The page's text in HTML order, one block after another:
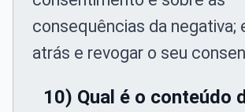
consequências da negativa;
atrás e revogar o seu
10) Qual é o conteúdo